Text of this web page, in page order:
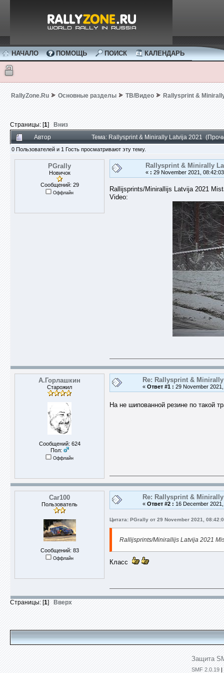
НАЧАЛО ПОМОЩЬ ПОИСК КАЛЕНДАРЬ
RallyZone.Ru Основные разделы ТВ/Видео Rallysprint &
Страницы: [1] Вниз
Автор
Тема: Rallysprint & Minirally Latvija 2021
0 Пользователей и 1 Гость просматривают эту тему.
PGrally
Новичок
Сообщений: 29
Оффлайн
Rallysprint & Minirally
« : 29 November 2021,
Rallijsprints/Minirallijs Latvija 2021
Video:
А.Горлашкин
Старожил
Сообщений: 624
Пол:
Оффлайн
Re: Rallysprint &
« Ответ #1 : 29 November
На не шипованной резине по такой
Car100
Пользователь
Сообщений: 83
Оффлайн
Re: Rallysprint &
« Ответ #2 : 16 December
Цитата: PGrally от 29 November 2021,
Rallijsprints/Minirallijs Latvija 2021
Класс
Страницы: [1] Вверх
Защита
SMF 2.0.19 |